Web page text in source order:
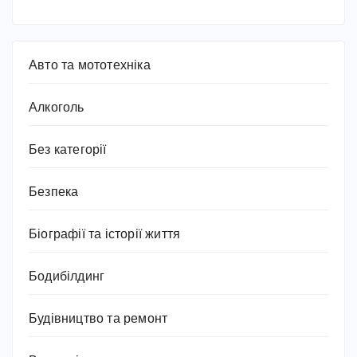
Авто та мототехніка
Алкоголь
Без категорії
Безпека
Біографії та історії життя
Бодибілдинг
Будівництво та ремонт